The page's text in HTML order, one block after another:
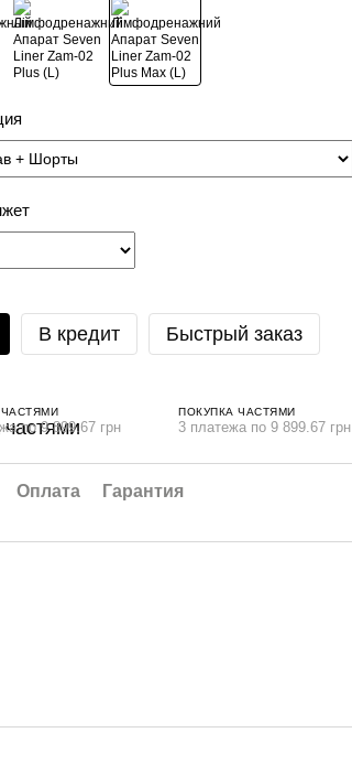
В кредит Быстрый заказ
по 9 899.67 грн
ПОКУПКА ЧАСТЯМИ
3 платежа по 9 899.67 грн
Оплата Гарантия